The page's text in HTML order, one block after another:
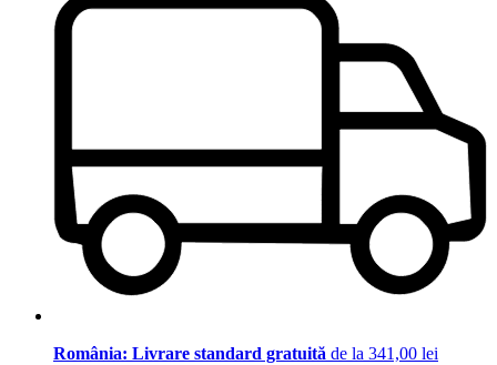
România: Livrare standard gratuită de la 341,00 lei